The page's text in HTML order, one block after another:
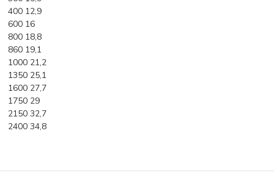
400 12,9
600 16
800 18,8
860 19,1
1000 21,2
1350 25,1
1600 27,7
1750 29
2150 32,7
2400 34,8